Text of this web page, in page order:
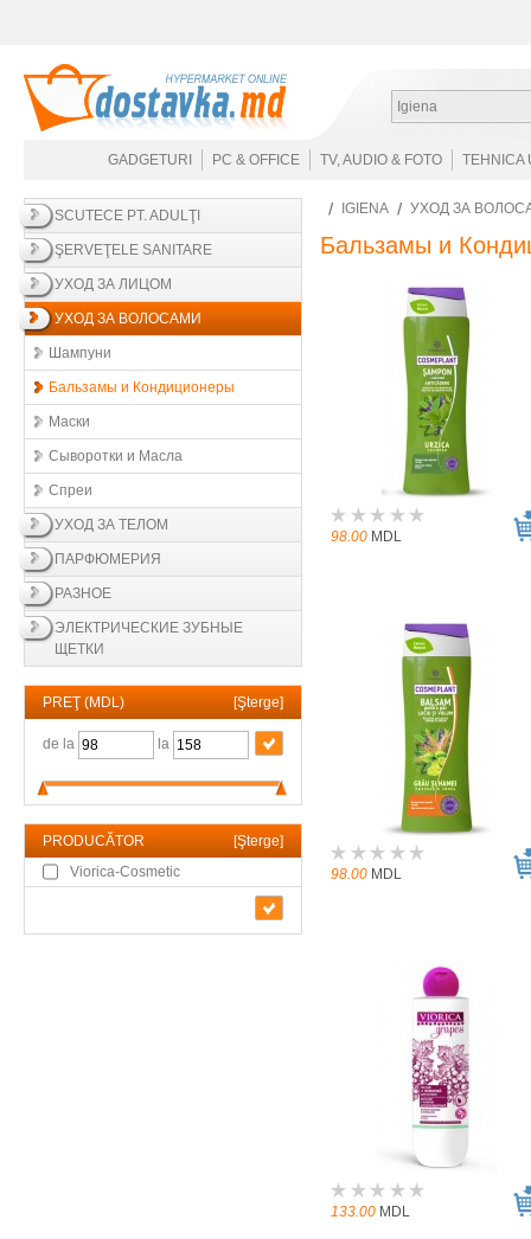
Igiena
GADGETURI PC & OFFICE TV, AUDIO & FOTO TEHNICA
SCUTECE PT. ADULŢI
ŞERVEŢELE SANITARE
УХОД ЗА ЛИЦОМ
УХОД ЗА ВОЛОСАМИ
Шампуни
Бальзамы и Кондиционеры
Маски
Сыворотки и Масла
Спреи
УХОД ЗА ТЕЛОМ
ПАРФЮМЕРИЯ
РАЗНОЕ
ЭЛЕКТРИЧЕСКИЕ ЗУБНЫЕ
ЩЕТКИ
PREŢ (MDL) [Şterge]
de la la
PRODUCĂTOR [Şterge]
Viorica-Cosmetic
IGIENA УХОД ЗА
Бальзамы и
98.00 MDL
98.00 MDL
133.00 MDL